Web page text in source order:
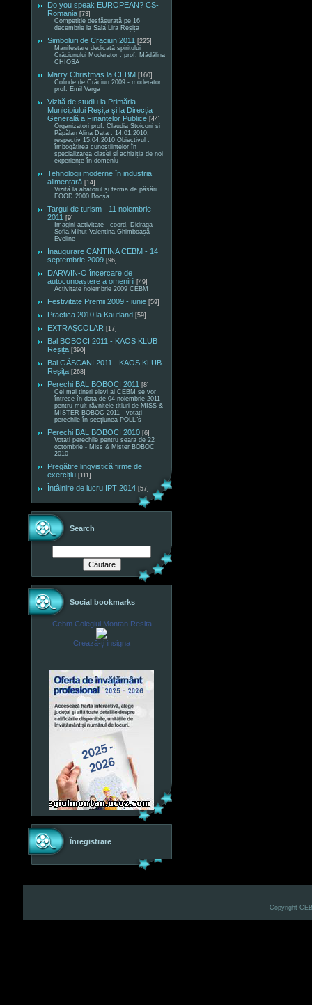
Do you speak EUROPEAN? CS-
Romania [73]
Competiție desfășurată pe 16
decembrie la Sala Lira Reșița
Simboluri de Craciun 2011 [225]
Manifestare dedicată spiritului
Crăciunului Moderator : prof. Mădălina
CHIOSA
Marry Christmas la CEBM [160]
Colinde de Crăciun 2009 - moderator
prof. Emil Varga
Vizită de studiu la Primăria
Municipiului Reșița și la Direcția
Generală a Finanțelor Publice [44]
Organizatori prof. Claudia Stoiconi și
Păpălan Alina Data : 14.01.2010,
respectiv 15.04.2010 Obiectivul :
îmbogățirea cunoștiințelor în
specializarea clasei și achiziția de noi
experiențe în domeniu
Tehnologii moderne în industria
alimentară [14]
Vizită la abatorul și ferma de păsări
FOOD 2000 Bocșa
Targul de turism - 11 noiembrie
2011 [9]
Imagini activitate - coord. Didraga
Sofia,Mihuț Valentina,Ghimboașă
Eveline
Inaugurare CANTINA CEBM - 14
septembrie 2009 [96]
DARWIN-O încercare de
autocunoaștere a omenirii [49]
Activitate noiembrie 2009 CEBM
Festivitate Premii 2009 - iunie [59]
Practica 2010 la Kaufland [59]
EXTRAȘCOLAR [17]
Bal BOBOCI 2011 - KAOS KLUB
Reșița [390]
Bal GÂSCANI 2011 - KAOS KLUB
Reșița [268]
Perechi BAL BOBOCI 2011 [8]
Cei mai tineri elevi ai CEBM se vor
întrece în data de 04 noiembrie 2011
pentru mult râvnitele titluri de MISS &
MISTER BOBOC 2011 - votați
perechile în secțiunea POLL"s
Perechi BAL BOBOCI 2010 [6]
Votați perechile pentru seara de 22
octombrie - Miss & Mister BOBOC
2010
Pregătire lingvistică firme de
exercițiu [111]
Întâlnire de lucru IPT 2014 [57]
Search
Social bookmarks
Cebm Colegiul Montan Resita
Crează-ţi insigna
Înregistrare
Copyright